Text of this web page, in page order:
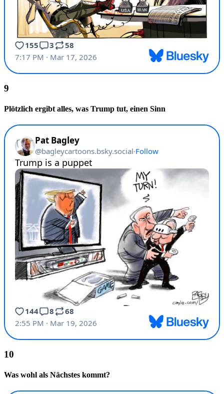
Plötzlich ergibt alles, was Trump tut, einen Sinn
Was wohl als Nächstes kommt?